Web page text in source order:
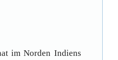
im Norden Indiens